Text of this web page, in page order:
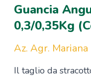
Guancia
0,3/0,35Kg
Az. Agr.
Il taglio da